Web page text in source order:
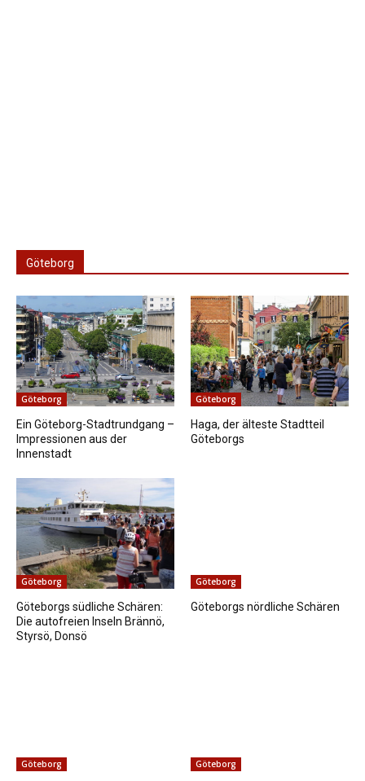
Göteborg
Göteborg
Ein Göteborg-Stadtrundgang –
Impressionen aus der
Innenstadt
Göteborg
Haga, der älteste Stadtteil
Göteborgs
Göteborg
Göteborgs südliche Schären:
Die autofreien Inseln Brännö,
Styrsö, Donsö
Göteborg
Göteborgs nördliche Schären
Göteborg Göteborg